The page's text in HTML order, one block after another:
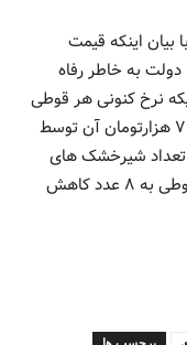
بیان اینکه قیمت
به خاطر رفاه
نرخ کنونی هر قوطی
شیرخشک ۱۸۰ تا ۲۴۰ هزارتومان است که ۷۰ هزارتومان آن توسط
شیرخشک های
یارانه ای برمبنای مصرف درج شده بر روی قوطی به ۸ عدد کاهش